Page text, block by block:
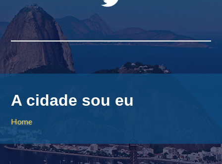
A cidade sou eu
Home